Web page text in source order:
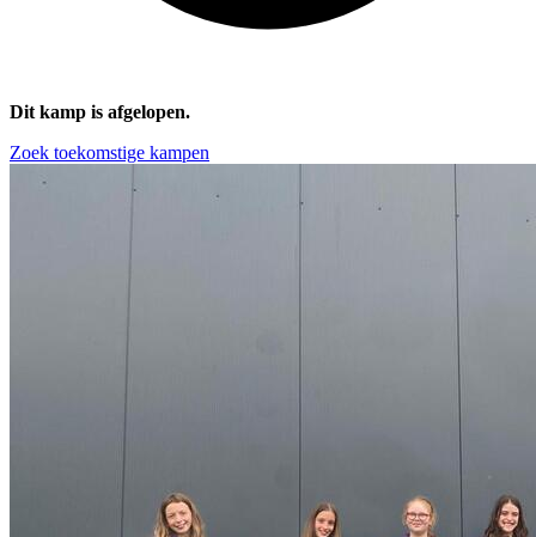
Dit kamp is afgelopen.
Zoek toekomstige kampen